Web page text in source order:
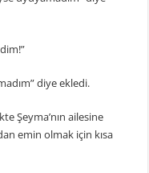
diye ekledi.
Şeyma’nın ailesine
emin olmak için kısa